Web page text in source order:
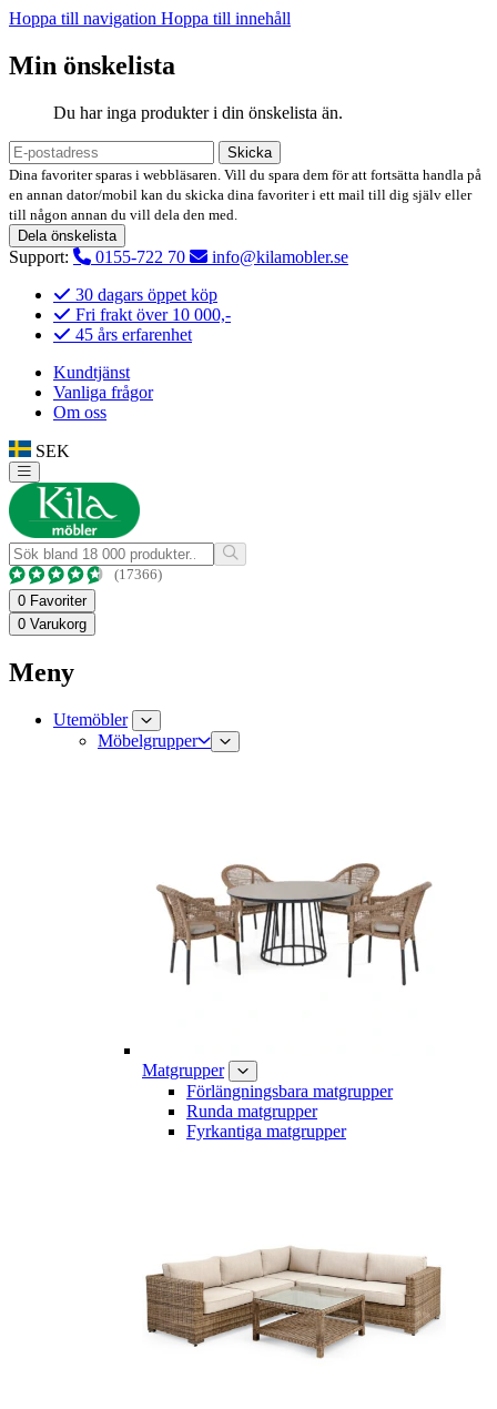
Hoppa till navigation Hoppa till innehåll
Min önskelista
Du har inga produkter i din önskelista än.
Skicka
Dina favoriter sparas i webbläsaren. Vill du spara dem för att fortsätta handla på
en annan dator/mobil kan du skicka dina favoriter i ett mail till dig själv eller
till någon annan du vill dela den med.
Dela önskelista
Support: 0155-722 70
info@kilamobler.se
30 dagars öppet köp
Fri frakt över 10 000,-
45 års erfarenhet
Kundtjänst
Vanliga frågor
Om oss
SEK
(17366)
0 Favoriter
0 Varukorg
Meny
Utemöbler
Möbelgrupper
Matgrupper
Förlängningsbara matgrupper
Runda matgrupper
Fyrkantiga matgrupper